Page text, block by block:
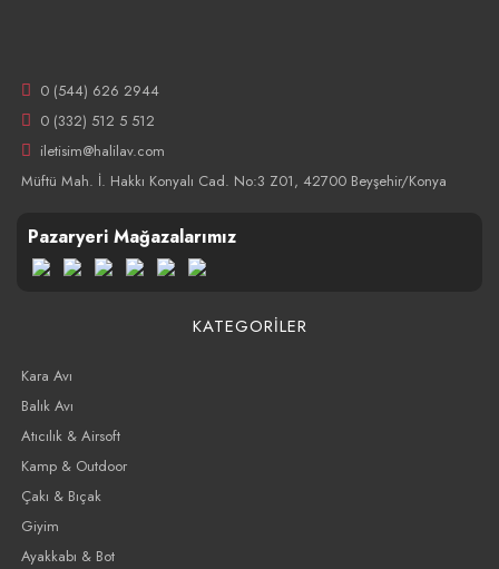
0 (544) 626 2944
0 (332) 512 5 512
iletisim@halilav.com
Müftü Mah. İ. Hakkı Konyalı Cad. No:3 Z01, 42700 Beyşehir/Konya
Pazaryeri Mağazalarımız
KATEGORİLER
Kara Avı
Balık Avı
Atıcılık & Airsoft
Kamp & Outdoor
Çakı & Bıçak
Giyim
Ayakkabı & Bot